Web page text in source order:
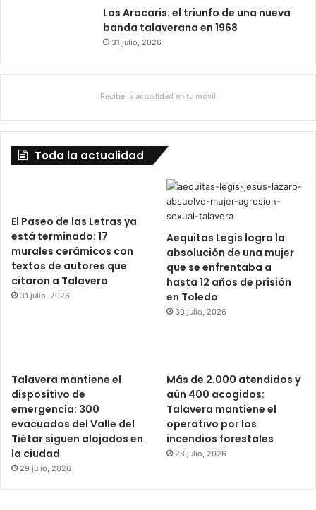
Los Aracaris: el triunfo de una nueva
banda talaverana en 1968
31 julio, 2026
Recibe la actualidad en tu móvil
Toda la actualidad
El Paseo de las Letras ya
está terminado: 17
murales cerámicos con
textos de autores que
citaron a Talavera
31 julio, 2026
Aequitas Legis logra la
absolución de una mujer
que se enfrentaba a
hasta 12 años de prisión
en Toledo
30 julio, 2026
Talavera mantiene el
dispositivo de
emergencia: 300
evacuados del Valle del
Tiétar siguen alojados en
la ciudad
29 julio, 2026
Más de 2.000 atendidos y
aún 400 acogidos:
Talavera mantiene el
operativo por los
incendios forestales
28 julio, 2026